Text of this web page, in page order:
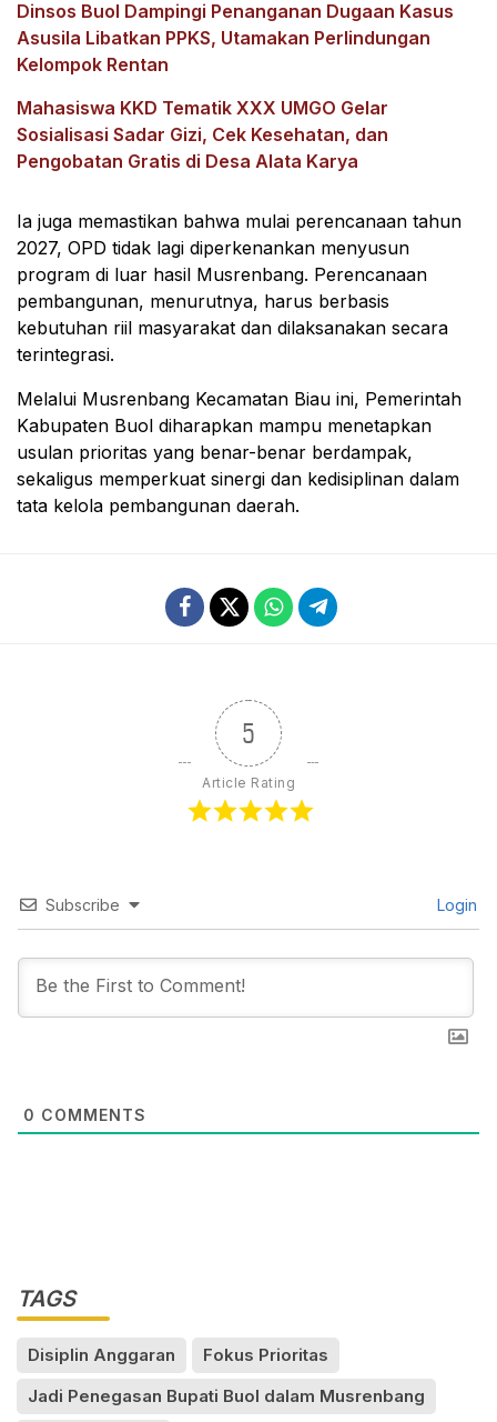
Dinsos Buol Dampingi Penanganan Dugaan Kasus
Asusila Libatkan PPKS, Utamakan Perlindungan
Kelompok Rentan
Mahasiswa KKD Tematik XXX UMGO Gelar
Sosialisasi Sadar Gizi, Cek Kesehatan, dan
Pengobatan Gratis di Desa Alata Karya
Ia juga memastikan bahwa mulai perencanaan tahun
2027, OPD tidak lagi diperkenankan menyusun
program di luar hasil Musrenbang. Perencanaan
pembangunan, menurutnya, harus berbasis
kebutuhan riil masyarakat dan dilaksanakan secara
terintegrasi.
Melalui Musrenbang Kecamatan Biau ini, Pemerintah
Kabupaten Buol diharapkan mampu menetapkan
usulan prioritas yang benar-benar berdampak,
sekaligus memperkuat sinergi dan kedisiplinan dalam
tata kelola pembangunan daerah.
5
Article Rating
Subscribe Login
0 COMMENTS
TAGS
Disiplin Anggaran
Fokus Prioritas
Jadi Penegasan Bupati Buol dalam Musrenbang